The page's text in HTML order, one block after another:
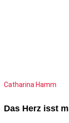
Catharina Hamm
Das Herz isst